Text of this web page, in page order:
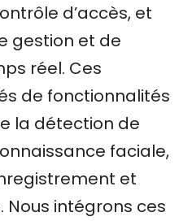
d’accès, et
gestion et de
réel. Ces
de fonctionnalités
la détection de
faciale,
et
Nous intégrons ces